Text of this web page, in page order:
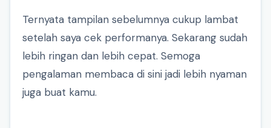
Ternyata tampilan sebelumnya cukup lambat
setelah saya cek performanya. Sekarang sudah
lebih ringan dan lebih cepat. Semoga
pengalaman membaca di sini jadi lebih nyaman
juga buat kamu.